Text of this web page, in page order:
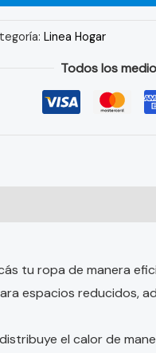
Linea Hogar
Todos los
tu ropa de manera
espacios reducidos,
el calor de